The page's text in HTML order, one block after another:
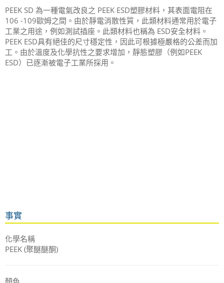
PEEK SD 為一種電氣改良之 PEEK ESD塑膠材料，其表面電阻在
106 -109歐姆之間。由於靜電消散性質，此類材料通常用於電子
工業之用途，例如測試插座。此類材料也稱為 ESD安全材料。
PEEK ESD具有絕佳的尺寸穩定性，因此可根據極嚴格的公差而加
工。由於溫度及化學抗性之要求增加，靜態塑膠（例如PEEK
ESD）已逐漸被電子工業所採用。
事實
化學名稱
PEEK (聚醚醚酮)
顏色